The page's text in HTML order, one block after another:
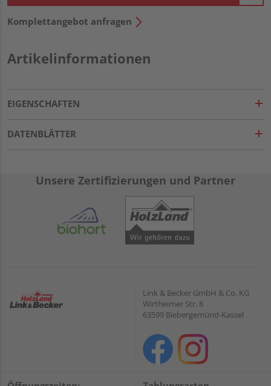
Komplettangebot anfragen
Artikelinformationen
EIGENSCHAFTEN
DATENBLÄTTER
Unsere Zertifizierungen und Partner
Link & Becker GmbH & Co. KG
Wirtheimer Str. 8
63599 Biebergemünd-Kassel